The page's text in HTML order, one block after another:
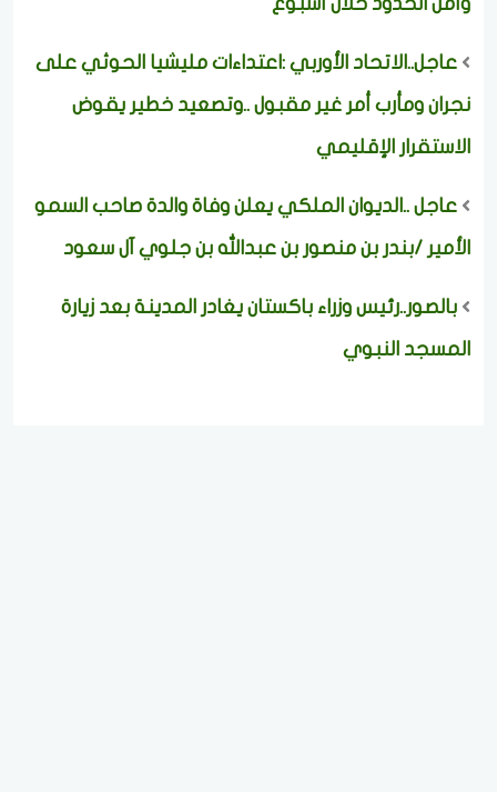
عاجل..الاتحاد الأوربي :اعتداءات مليشيا الحوثي على
نجران ومأرب أمر غير مقبول ..وتصعيد خطير يقوض
الاستقرار الإقليمي
عاجل ..الديوان الملكي يعلن وفاة والدة صاحب السمو
الأمير /بندر بن منصور بن عبدالله بن جلوي آل سعود
بالصور..رئيس وزراء باكستان يغادر المدينة بعد زيارة
المسجد النبوي